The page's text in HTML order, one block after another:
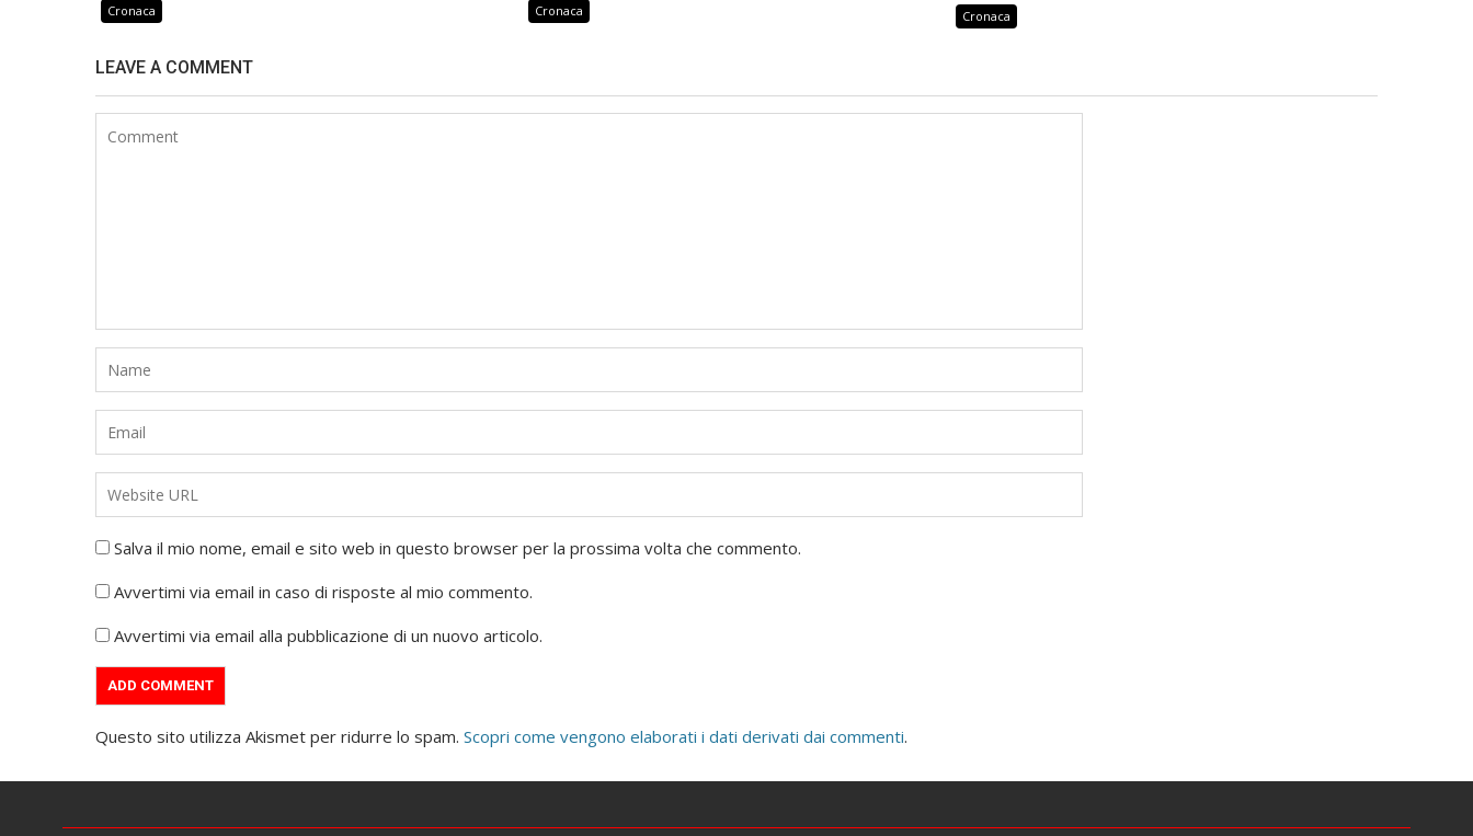
Cronaca Cronaca Cronaca
LEAVE A COMMENT
Salva il mio nome, email e sito web in questo browser per la prossima volta che commento.
Avvertimi via email in caso di risposte al mio commento.
Avvertimi via email alla pubblicazione di un nuovo articolo.
Questo sito utilizza Akismet per ridurre lo spam. Scopri come vengono elaborati i dati derivati dai commenti.